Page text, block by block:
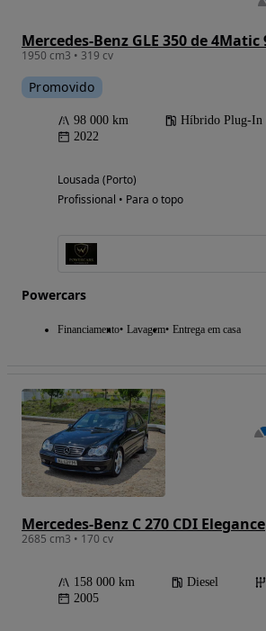
1950 cm3 • 319 cv
Promovido
98 000 km Híbrido Plug-In
2022
Lousada (Porto)
Profissional • Para o topo
Powercars
Financiamento Lavagem Entrega em casa
Mercedes-Benz C 270 CDI Elegance
2685 cm3 • 170 cv
158 000 km Diesel
2005